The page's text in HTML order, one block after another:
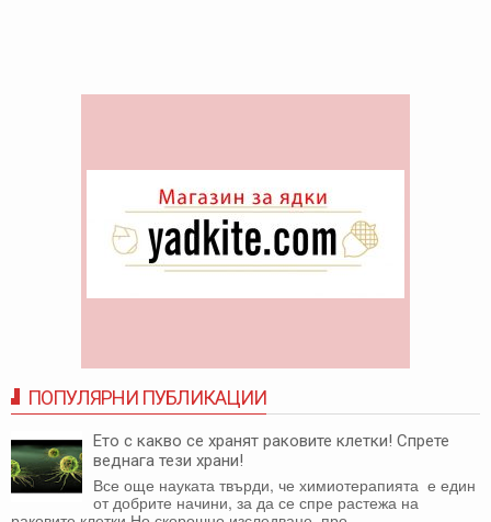
ПОПУЛЯРНИ ПУБЛИКАЦИИ
Ето с какво се хранят раковите клетки! Спрете
веднага тези храни!
Все още науката твърди, че химиотерапията е един
от добрите начини, за да се спре растежа на